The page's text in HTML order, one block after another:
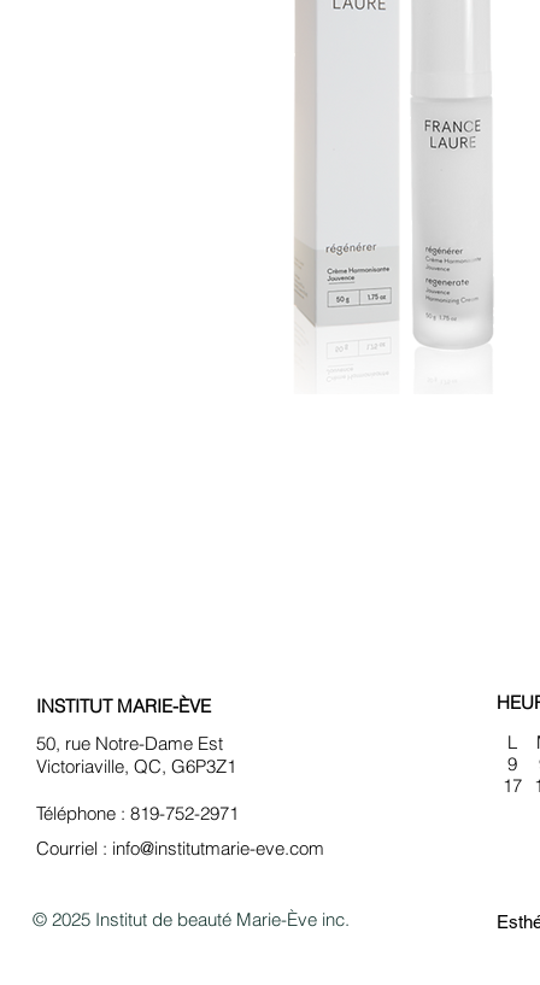
INSTITUT MARIE-ÈVE
50, rue Notre-Dame Est
Victoriaville, QC, G6P3Z1
L
9
17
Téléphone : 819-752-2971
Courriel : info@institutmarie-eve.com
© 2025 Institut de beauté Marie-Ève inc.